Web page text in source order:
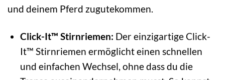
und deinem Pferd zugutekommen.
Click-It™ Stirnriemen: Der einzigartige Click-
It™ Stirnriemen ermöglicht einen schnellen
und einfachen Wechsel, ohne dass du die